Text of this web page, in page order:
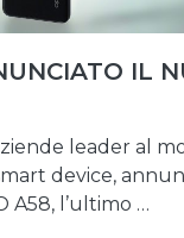
IL
leader al
device,
A58, l’ultimo …